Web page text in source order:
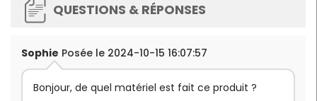
QUESTIONS & RÉPONSES
Sophie Posée le 2024-10-15 16:07:57
Bonjour, de quel matériel est fait ce produit ?